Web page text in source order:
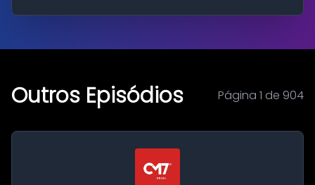
Outros Episódios Página 1 de 904